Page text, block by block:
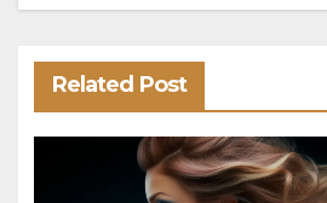
Related Post